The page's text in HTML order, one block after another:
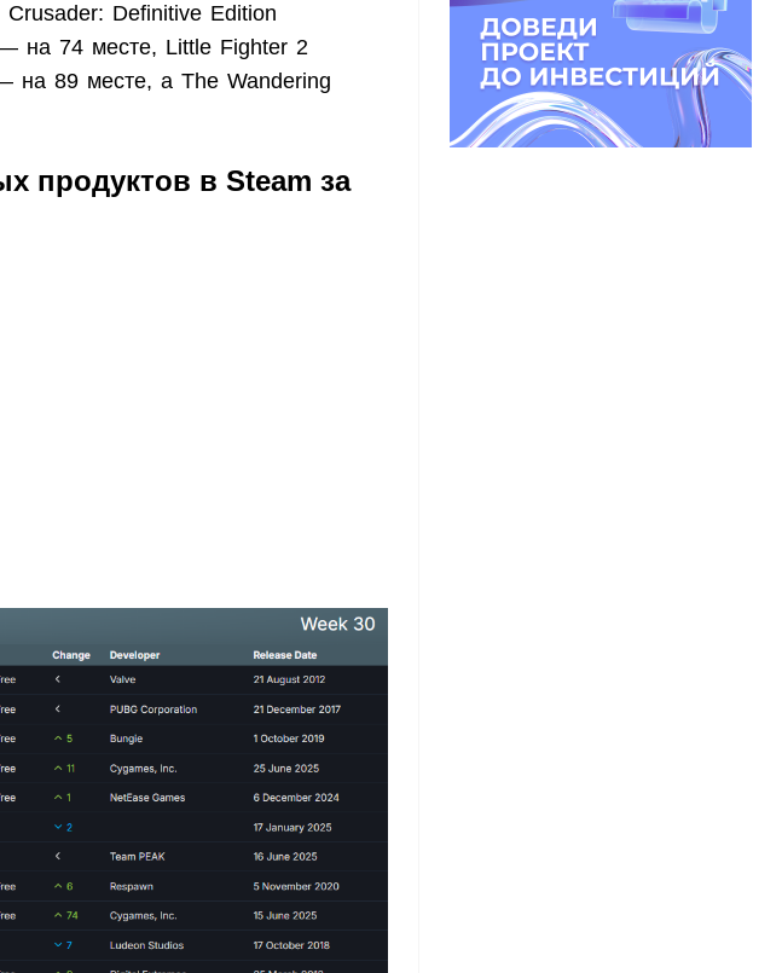
Definitive Edition
на 74 месте, Little Fighter 2
89 месте, а The Wandering
продуктов в Steam за